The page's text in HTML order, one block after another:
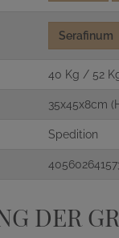
Serafinum
40 Kg / 52
35x45x8cm
Spedition
DER